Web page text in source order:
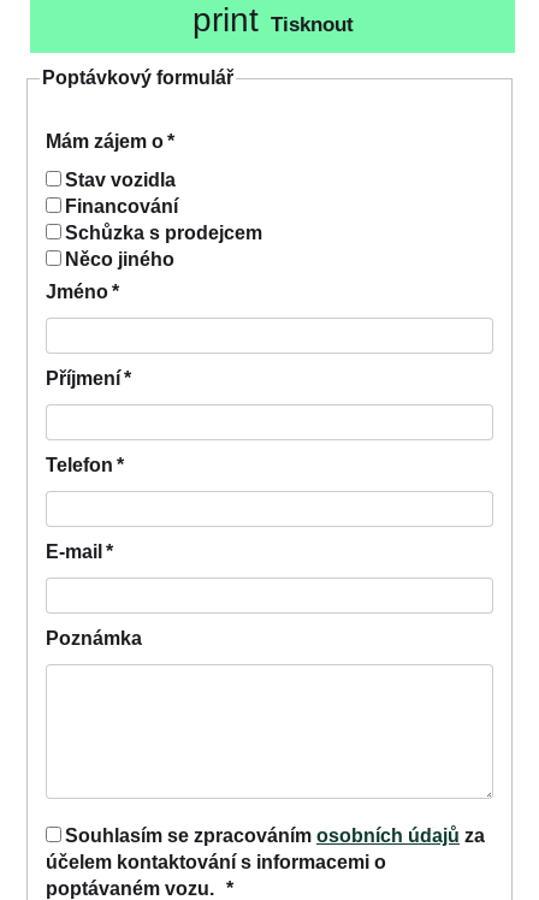
print Tisknout
Poptávkový formulář
Mám zájem o*
Stav vozidla
Financování
Schůzka s prodejcem
Něco jiného
Jméno*
Příjmení*
Telefon *
E-mail *
Poznámka
Souhlasím se zpracováním osobních údajů za
účelem kontaktování s informacemi o
poptávaném vozu. *